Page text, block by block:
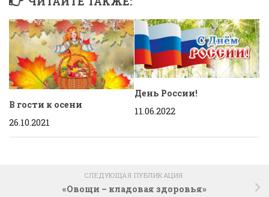
В гости к осени
26.10.2021
День России!
11.06.2022
СЛЕДУЮЩАЯ ПУБЛИКАЦИЯ
«Овощи – кладовая здоровья»